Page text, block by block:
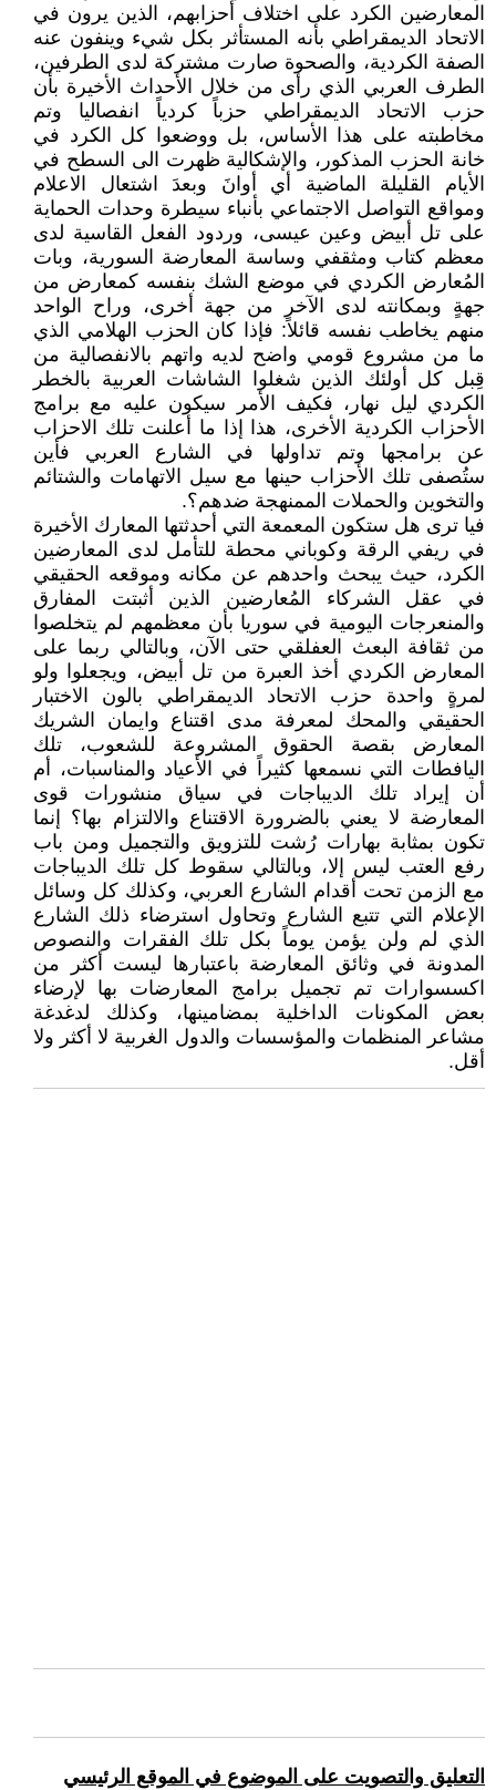
المعارضين الكرد على اختلاف أحزابهم، الذين يرون في
الاتحاد الديمقراطي بأنه المستأثر بكل شيء وينفون عنه
الصفة الكردية، والصحوة صارت مشتركة لدى الطرفين،
الطرف العربي الذي رأى من خلال الأحداث الأخيرة بأن
حزب الاتحاد الديمقراطي حزباً كردياً انفصاليا وتم
مخاطبته على هذا الأساس، بل ووضعوا كل الكرد في
خانة الحزب المذكور، والإشكالية ظهرت الى السطح في
الأيام القليلة الماضية أي أوانَ وبعدَ اشتعال الاعلام
ومواقع التواصل الاجتماعي بأنباء سيطرة وحدات الحماية
على تل أبيض وعين عيسى، وردود الفعل القاسية لدى
معظم كتاب ومثقفي وساسة المعارضة السورية، وبات
المُعارض الكردي في موضع الشك بنفسه كمعارض من
جهةٍ وبمكانته لدى الآخر من جهة أخرى، وراح الواحد
منهم يخاطب نفسه قائلاً: فإذا كان الحزب الهلامي الذي
ما من مشروع قومي واضح لديه واتهم بالانفصالية من
قِبل كل أولئك الذين شغلوا الشاشات العربية بالخطر
الكردي ليل نهار، فكيف الأمر سيكون عليه مع برامج
الأحزاب الكردية الأخرى، هذا إذا ما أعلنت تلك الاحزاب
عن برامجها وتم تداولها في الشارع العربي فأين
ستُصفى تلك الأحزاب حينها مع سيل الاتهامات والشتائم
والتخوين والحملات الممنهجة ضدهم؟.
فيا ترى هل ستكون المعمعة التي أحدثتها المعارك الأخيرة
في ريفي الرقة وكوباني محطة للتأمل لدى المعارضين
الكرد، حيث يبحث واحدهم عن مكانه وموقعه الحقيقي
في عقل الشركاء المُعارضين الذين أثبتت المفارق
والمنعرجات اليومية في سوريا بأن معظمهم لم يتخلصوا
من ثقافة البعث العفلقي حتى الآن، وبالتالي ربما على
المعارض الكردي أخذ العبرة من تل أبيض، ويجعلوا ولو
لمرةٍ واحدة حزب الاتحاد الديمقراطي بالون الاختبار
الحقيقي والمحك لمعرفة مدى اقتناع وايمان الشريك
المعارض بقصة الحقوق المشروعة للشعوب، تلك
اليافطات التي نسمعها كثيراً في الأعياد والمناسبات، أم
أن إيراد تلك الديباجات في سياق منشورات قوى
المعارضة لا يعني بالضرورة الاقتناع والالتزام بها؟ إنما
تكون بمثابة بهارات رُشت للتزويق والتجميل ومن باب
رفع العتب ليس إلا، وبالتالي سقوط كل تلك الديباجات
مع الزمن تحت أقدام الشارع العربي، وكذلك كل وسائل
الإعلام التي تتبع الشارع وتحاول استرضاء ذلك الشارع
الذي لم ولن يؤمن يوماً بكل تلك الفقرات والنصوص
المدونة في وثائق المعارضة باعتبارها ليست أكثر من
اكسسوارات تم تجميل برامج المعارضات بها لإرضاء
بعض المكونات الداخلية بمضامينها، وكذلك لدغدغة
مشاعر المنظمات والمؤسسات والدول الغربية لا أكثر ولا
أقل.
التعليق والتصويت على الموضوع في الموقع الرئيسي